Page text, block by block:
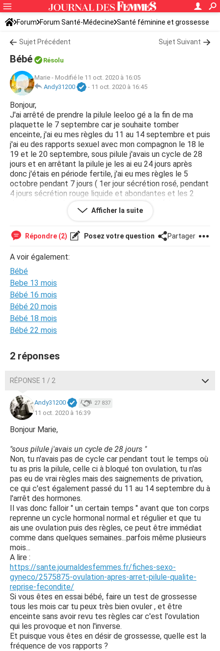
Forum Forum Santé-Médecine Santé féminine et grossesse
Tomber enceinte
Sujet Précédent Sujet Suivant
Bébé Résolu
Marie - Modifié le 11 oct. 2020 à 16:05
Andy31200
- 11 oct. 2020 à 16:45
Bonjour,
J'ai arrêté de prendre la pilule leeloo gé a la fin de ma
plaquette le 7 septembre car je souhaite tomber
enceinte, j'ai eu mes règles du 11 au 14 septembre et puis
j'ai eu des rapports sexuel avec mon compagnon le 18 le
19 et le 20 septembre, sous pilule j'avais un cycle de 28
jours et en arrêtant la pilule je les ai eu 24 jours après
donc j'étais en période fertile, j'ai eu mes règles le 5
octobre pendant 7 jours ( 1er jour sécrétion rosé, pendant
4 jours sécrétion rouge liquide et abondantes et les 2
derniers jours sécrétion légèreet brune ), j'ai fais un test
sanguin le 6 octobre mais il était négatif, est ce possible
Merci
Afficher la suite
Répondre (2) Posez votre question Partager
A voir également:
Bébé
Bebe 13 mois
Bébé 16 mois
Bébé 20 mois
Bébé 18 mois
Bébé 22 mois
2 réponses
RÉPONSE 1 / 2
Andy31200 27 837
11 oct. 2020 à 16:39
Bonjour Marie,
"sous pilule j'avais un cycle de 28 jours "
Non, tu n'avais pas de cycle car pendant tout le temps où
tu as pris la pilule, celle ci à bloqué ton ovulation, tu n'as
pas eu de vrai règles mais des saignements de privation,
ce qui c'est également passé du 11 au 14 septembre du à
l'arrêt des hormones.
Il vas donc falloir " un certain temps " avant que ton corps
reprenne un cycle hormonal normal et régulier et que tu
ais une ovulation puis des règles, ce peut être immédiat
comme dans quelques semaines...parfois même plusieurs
mois...
A lire :
https://sante.journaldesfemmes.fr/fiches-sexo-
gyneco/2575875-ovulation-apres-arret-pilule-qualite-
reprise-fecondite/
Si vous êtes en essai bébé, faire un test de grossesse
tous les mois car tu peux très bien ovuler , et être
enceinte sans avoir revu tes règles car c'est l'ovulation
qui les provoque et non l'inverse.
Et puisque vous êtes en désir de grossesse, quelle est la
fréquence de vos rapports ?